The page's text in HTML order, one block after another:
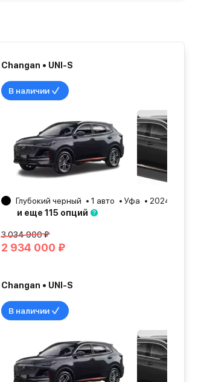
Changan • UNI-S
В наличии
Глубокий черный 1 авто Уфа
2024
и еще 115 опций
3 034 900 ₽
2 934 000 ₽
Changan • UNI-S
В наличии